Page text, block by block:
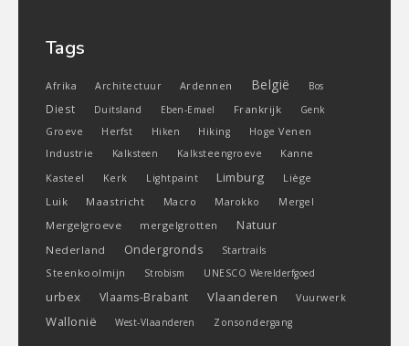
Tags
Afrika Architectuur Ardennen België Bos
Diest Duitsland Eben-Emael Frankrijk
Genk
Groeve
Herfst Hiken Hiking Hoge Venen
Industrie Kalksteen Kalksteengroeve
Kanne
Kasteel
Kerk Lightpaint Limburg
Liège
Luik
Maastricht Macro Marokko Mergel
Mergelgroeve mergelgrotten Natuur
Nederland Ondergronds Startrails
Steenkoolmijn Strobism UNESCO Werelderfgoed
urbex Vlaams-Brabant Vlaanderen Vuurwerk
Wallonië West-Vlaanderen Zonsondergang